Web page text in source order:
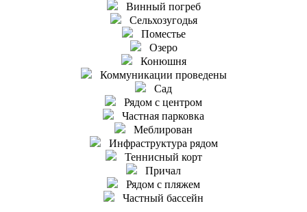
Винный погреб
Сельхозугодья
Поместье
Озеро
Конюшня
Коммуникации проведены
Сад
Рядом с центром
Частная парковка
Меблирован
Инфраструктура рядом
Теннисный корт
Причал
Рядом с пляжем
Частный бассейн